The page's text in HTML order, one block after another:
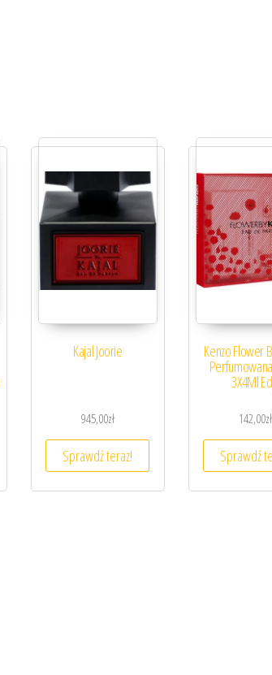
Kajal Joorie
945,00zł
Sprawdź teraz!
Kenzo Flower
3X4Ml
142,00zł
Sprawdź